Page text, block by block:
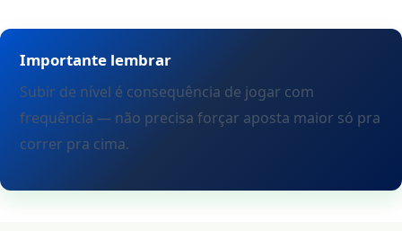
Importante lembrar
Subir de nível é consequência de jogar com
frequência — não precisa forçar aposta maior só pra
correr pra cima.